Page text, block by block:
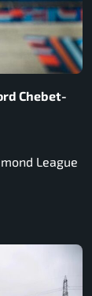
Chebet-
League